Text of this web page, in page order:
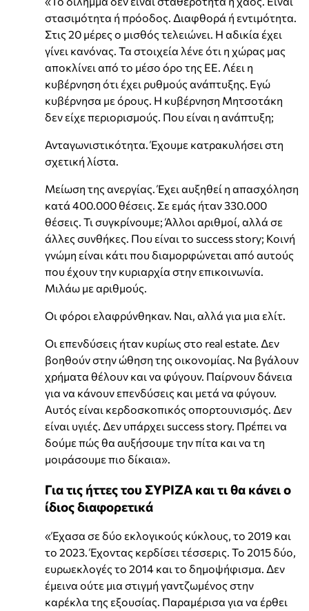
στασιμότητα ή πρόοδος. Διαφθορά ή εντιμότητα.
Στις 20 μέρες ο μισθός τελειώνει. Η αδικία έχει
γίνει κανόνας. Τα στοιχεία λένε ότι η χώρας μας
αποκλίνει από το μέσο όρο της ΕΕ. Λέει η
κυβέρνηση ότι έχει ρυθμούς ανάπτυξης. Εγώ
κυβέρνησα με όρους. Η κυβέρνηση Μητσοτάκη
δεν είχε περιορισμούς. Που είναι η ανάπτυξη;
Ανταγωνιστικότητα. Έχουμε κατρακυλήσει στη
σχετική λίστα.
Μείωση της ανεργίας. Έχει αυξηθεί η απασχόληση
κατά 400.000 θέσεις. Σε εμάς ήταν 330.000
θέσεις. Τι συγκρίνουμε; Άλλοι αριθμοί, αλλά σε
άλλες συνθήκες. Που είναι το success story; Κοινή
γνώμη είναι κάτι που διαμορφώνεται από αυτούς
που έχουν την κυριαρχία στην επικοινωνία.
Μιλάω με αριθμούς.
Οι φόροι ελαφρύνθηκαν. Ναι, αλλά για μια ελίτ.
Οι επενδύσεις ήταν κυρίως στο real estate. Δεν
βοηθούν στην ώθηση της οικονομίας. Να βγάλουν
χρήματα θέλουν και να φύγουν. Παίρνουν δάνεια
για να κάνουν επενδύσεις και μετά να φύγουν.
Αυτός είναι κερδοσκοπικός οπορτουνισμός. Δεν
είναι υγιές. Δεν υπάρχει success story. Πρέπει να
δούμε πώς θα αυξήσουμε την πίτα και να τη
μοιράσουμε πιο δίκαια».
Για τις ήττες του ΣΥΡΙΖΑ και τι θα κάνει ο
ίδιος διαφορετικά
«Έχασα σε δύο εκλογικούς κύκλους, το 2019 και
το 2023. Έχοντας κερδίσει τέσσερις. Το 2015 δύο,
ευρωεκλογές το 2014 και το δημοψήφισμα. Δεν
έμεινα ούτε μια στιγμή γαντζωμένος στην
καρέκλα της εξουσίας. Παραμέρισα για να έρθει